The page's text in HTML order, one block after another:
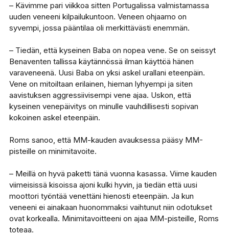
– Kävimme pari viikkoa sitten Portugalissa valmistamassa
uuden veneeni kilpailukuntoon. Veneen ohjaamo on
syvempi, jossa pääntilaa oli merkittävästi enemmän.
– Tiedän, että kyseinen Baba on nopea vene. Se on seissyt
Benaventen tallissa käytännössä ilman käyttöä hänen
varaveneenä. Uusi Baba on yksi askel urallani eteenpäin.
Vene on mitoiltaan erilainen, hieman lyhyempi ja siten
aavistuksen aggressiivisempi vene ajaa. Uskon, että
kyseinen venepäivitys on minulle vauhdillisesti sopivan
kokoinen askel eteenpäin.
Roms sanoo, että MM-kauden avauksessa pääsy MM-
pisteille on minimitavoite.
– Meillä on hyvä paketti tänä vuonna kasassa. Viime kauden
viimeisissä kisoissa ajoni kulki hyvin, ja tiedän että uusi
moottori työntää venettäni hienosti eteenpäin. Ja kun
veneeni ei ainakaan huonommaksi vaihtunut niin odotukset
ovat korkealla. Minimitavoitteeni on ajaa MM-pisteille, Roms
toteaa.